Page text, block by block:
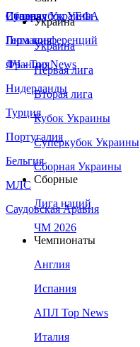
Сборная Украины
Италия
Германия
Франция
Нидерланды
Турция
Португалия
Бельгия
МЛС
Саудовская Аравия
Суперкубок УЕФА
Лига конференций
ЛЧ - Top News
Украина
Украина
Первая лига
Вторая лига
Кубок Украины
Суперкубок Украины
Сборная Украины
Сборные
Лига наций
ЧМ 2026
Чемпионаты
Англия
Испания
АПЛ Top News
Италия